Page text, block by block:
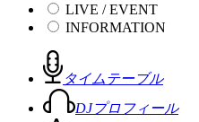
LIVE / EVENT
INFORMATION
タイムテーブル
DJプロフィール